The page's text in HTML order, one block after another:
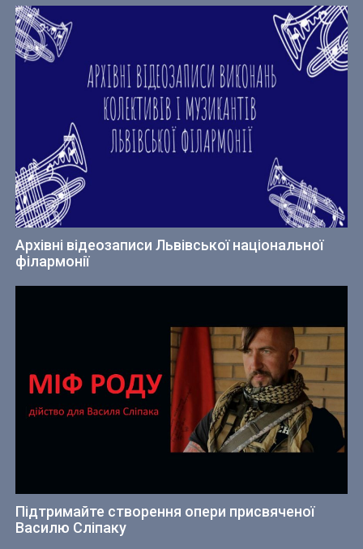
Архівні відеозаписи Львівської національної
філармонії
Підтримайте створення опери присвяченої
Василю Сліпаку